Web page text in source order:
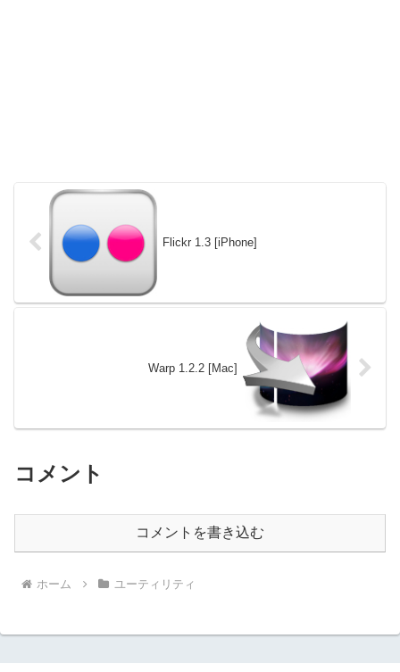
Flickr 1.3 [iPhone]
Warp 1.2.2 [Mac]
コメント
コメントを書き込む
ホーム ユーティリティ